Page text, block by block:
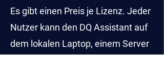
Es gibt einen Preis je Lizenz. Jeder
Nutzer kann den DQ Assistant auf
dem lokalen Laptop, einem Server